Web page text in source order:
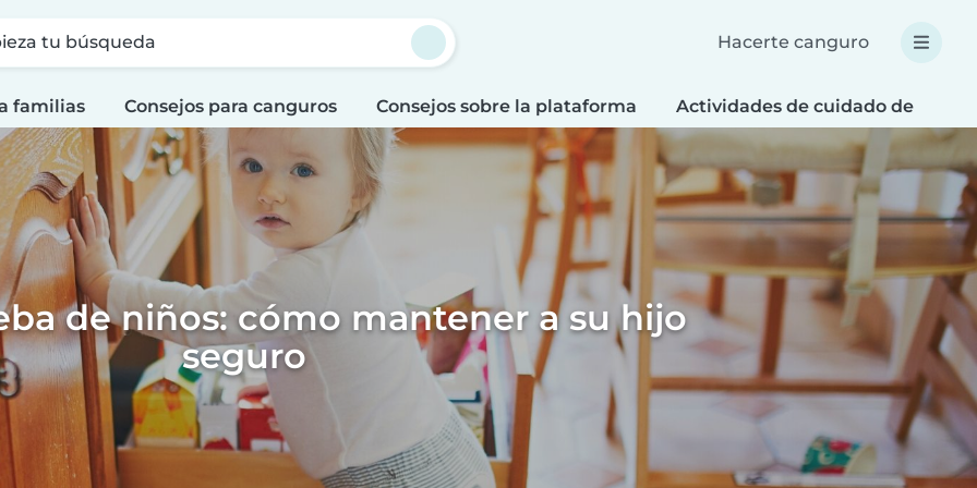
tu búsqueda Hacerte canguro
familias Consejos para canguros Consejos sobre la plataforma Actividades de cuidado de niños
de niños: cómo mantener a su hijo
seguro